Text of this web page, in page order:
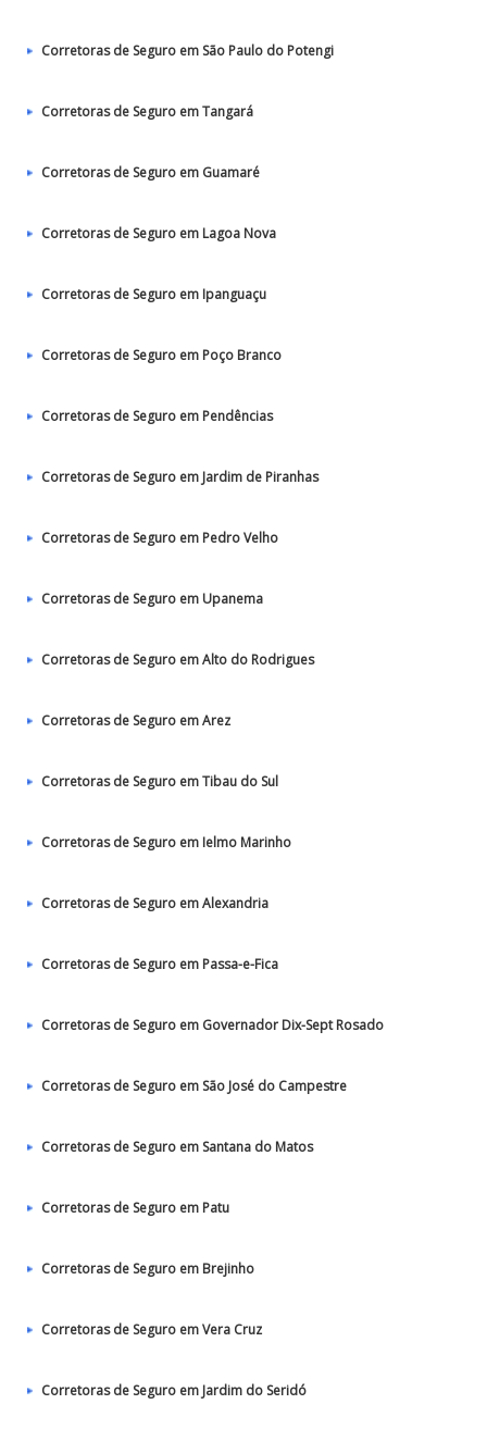
Corretoras de Seguro em São Paulo do Potengi
Corretoras de Seguro em Tangará
Corretoras de Seguro em Guamaré
Corretoras de Seguro em Lagoa Nova
Corretoras de Seguro em Ipanguaçu
Corretoras de Seguro em Poço Branco
Corretoras de Seguro em Pendências
Corretoras de Seguro em Jardim de Piranhas
Corretoras de Seguro em Pedro Velho
Corretoras de Seguro em Upanema
Corretoras de Seguro em Alto do Rodrigues
Corretoras de Seguro em Arez
Corretoras de Seguro em Tibau do Sul
Corretoras de Seguro em Ielmo Marinho
Corretoras de Seguro em Alexandria
Corretoras de Seguro em Passa-e-Fica
Corretoras de Seguro em Governador Dix-Sept Rosado
Corretoras de Seguro em São José do Campestre
Corretoras de Seguro em Santana do Matos
Corretoras de Seguro em Patu
Corretoras de Seguro em Brejinho
Corretoras de Seguro em Vera Cruz
Corretoras de Seguro em Jardim do Seridó